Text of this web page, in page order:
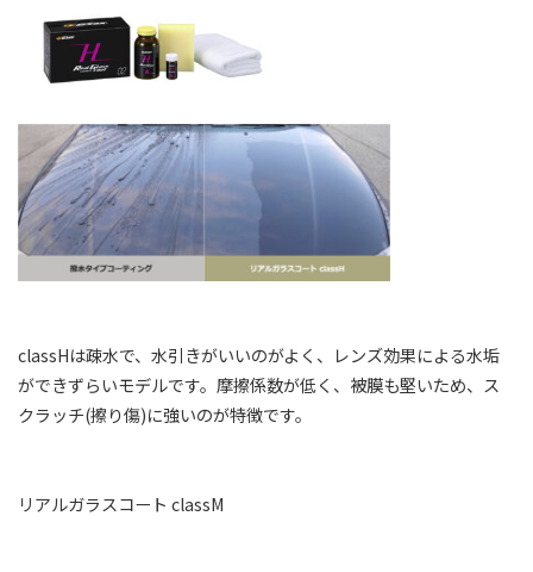
classHは疎水で、水引きがいいのがよく、レンズ効果による水垢
ができずらいモデルです。摩擦係数が低く、被膜も堅いため、ス
クラッチ(擦り傷)に強いのが特徴です。
リアルガラスコート classM